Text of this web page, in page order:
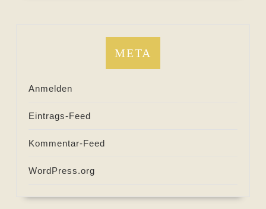
META
Anmelden
Eintrags-Feed
Kommentar-Feed
WordPress.org